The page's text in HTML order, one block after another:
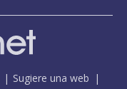
Sugiere una web